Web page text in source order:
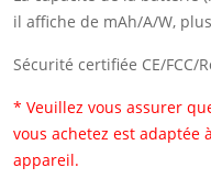
il affiche de mAh/A/W,
Sécurité certifiée CE/FCC/
* Veuillez vous assurer
vous achetez est adaptée
appareil.